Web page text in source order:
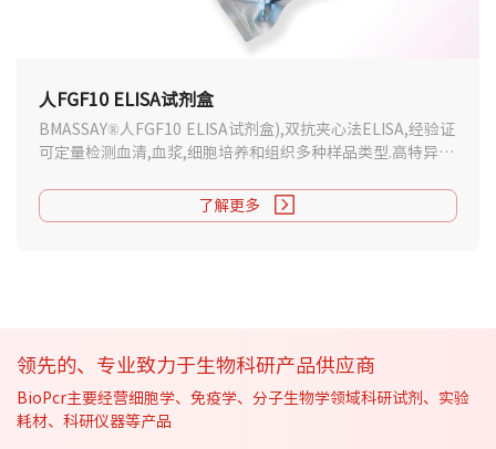
人FGF10 ELISA试剂盒
BMASSAY®​​人FGF10 ELISA试剂盒),双抗夹心法ELISA,经验证
可定量检测血清,血浆,细胞培养和组织多种样品类型.高特异
了解更多
领先的、专业致力于生物科研产品供应商
BioPcr主要经营细胞学、免疫学、分子生物学领域科研试剂、实验
耗材、科研仪器等产品